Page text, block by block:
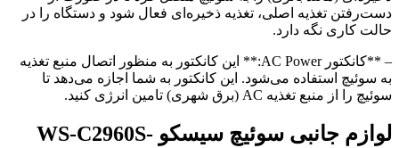
دست‌رفتن تغذیه اصلی، تغذیه ذخیره‌ای فعال شود و دستگاه را در
حالت کاری نگه دارد.
– **کانکتور AC Power:** این کانکتور به منظور اتصال منبع تغذیه
به سوئیچ استفاده می‌شود. این کانکتور به شما اجازه می‌دهد تا
سوئیچ را از منبع تغذیه AC (برق شهری) تامین انرژی کنید.
لوازم جانبی سوئیچ سیسکو WS-C2960S-